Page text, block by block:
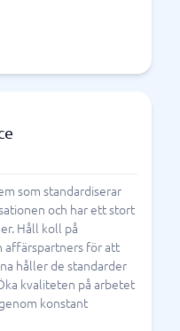
som standardiserar
och har ett stort
Håll koll på
för att
håller de standarder
kvaliteten på arbetet
konstant